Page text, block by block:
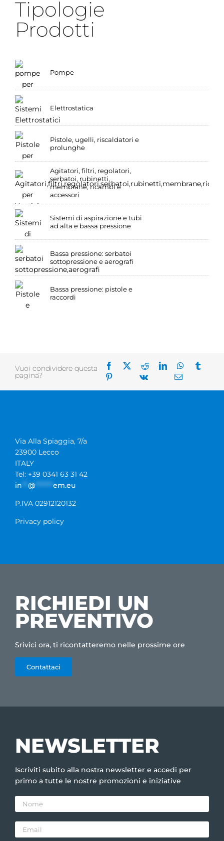
Tipologie
Prodotti
Pompe
Elettrostatica
Pistole, ugelli, riscaldatori e
prolunghe
Agitatori, filtri, regolatori,
serbatoi, rubinetti,
membrane, ricambi e
accessori
Sistemi di aspirazione e tubi
ad alta e bassa pressione
Bassa pressione: serbatoi
sottopressione e aerografi
Bassa pressione: pistole e
raccordi
Vuoi condividere questa
pagina?
Via Alla Spiaggia, 7/a
23900 Lecco
ITALY
Tel: +39 0341 63 31 42
in
@ ****** em.eu
P.IVA 02912120132
Privacy policy
RICHIEDI UN
PREVENTIVO
Srivici ora, ti ricontatteremo nelle prossime ore
Contattaci
NEWSLETTER
Iscriviti subito alla nostra newsletter e accedi per
primo a tutte le nostre promozioni e iniziative